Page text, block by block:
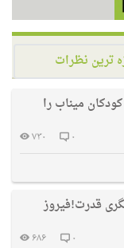
ترین نظرات
میناب را
۰
۷۳۰
قدرت!فیروز
۰
۶۸۶